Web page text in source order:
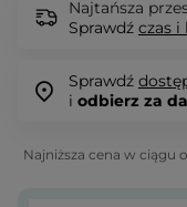
Najtańsza
Sprawdź czas i
Sprawdź
i odbierz za
Najniższa cena w ciągu